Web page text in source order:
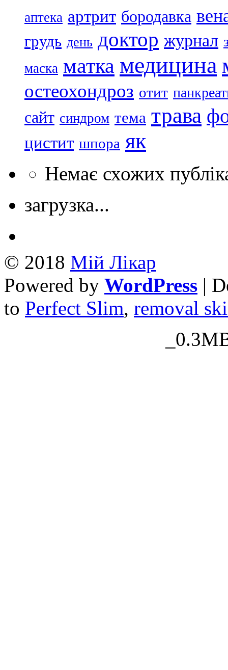
аптека артрит бородавка
грудь день доктор журнал
маска матка медицина
остеохондроз отит
сайт синдром тема трава
цистит шпора як
Немає схожих
загрузка...
© 2018 Mій Лікар
Powered by WordPress |
to Perfect Slim, removal